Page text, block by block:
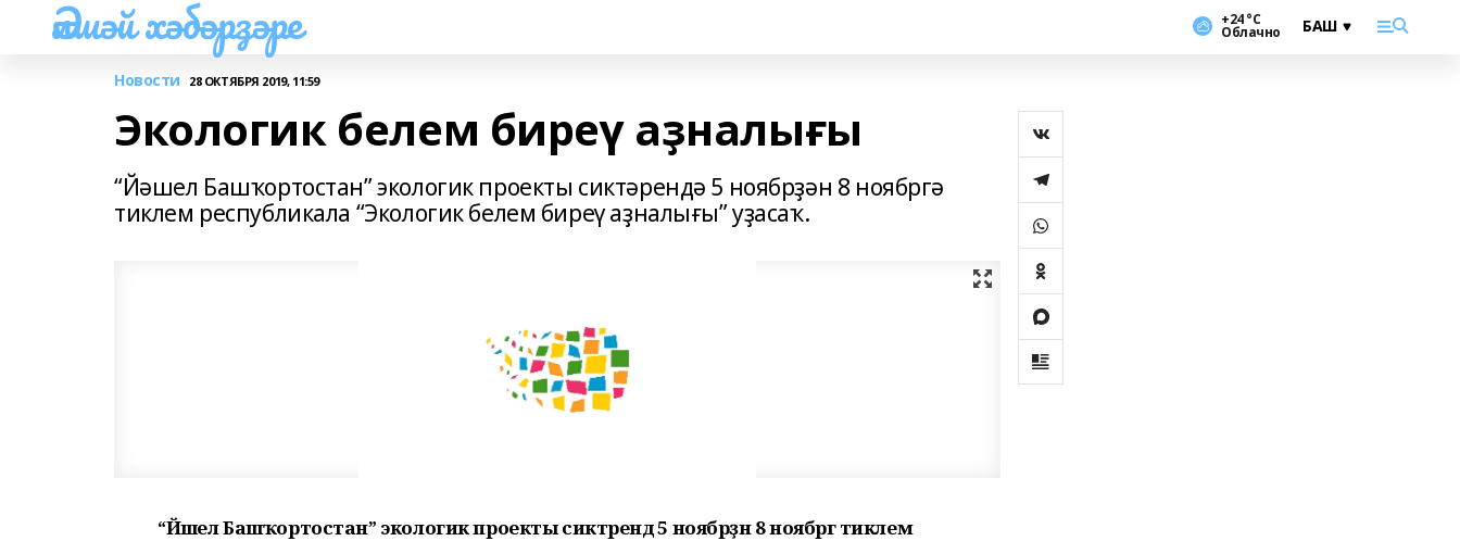
Әлшәй хәбәрҙәре +24 °С
Облачно
Новости 28 ОКТЯБРЯ 2019, 11:59
Экологик белем биреү аҙналығы
“Йәшел Башҡортостан” экологик проекты сиктәрендә 5 ноябрҙән 8 ноябргә
тиклем республикала “Экологик белем биреү аҙналығы” уҙасаҡ.
“Йәшел Башҡортостан” экологик проекты сиктәрендә 5 ноябрҙән 8 ноябргә тиклем